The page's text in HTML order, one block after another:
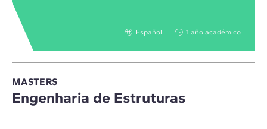
Español 1 año académico
MASTERS
Engenharia de Estruturas